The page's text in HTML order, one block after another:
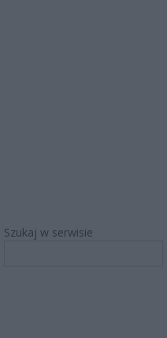
Szukaj w serwisie